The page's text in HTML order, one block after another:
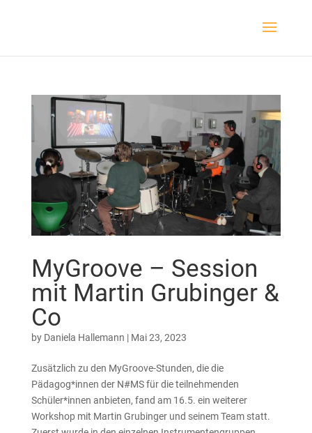
MyGroove – Session
mit Martin Grubinger &
Co
by Daniela Hallemann | Mai 23, 2023
Zusätzlich zu den MyGroove-Stunden, die die
Pädagog*innen der N#MS für die teilnehmenden
Schüler*innen anbieten, fand am 16.5. ein weiterer
Workshop mit Martin Grubinger und seinem Team statt.